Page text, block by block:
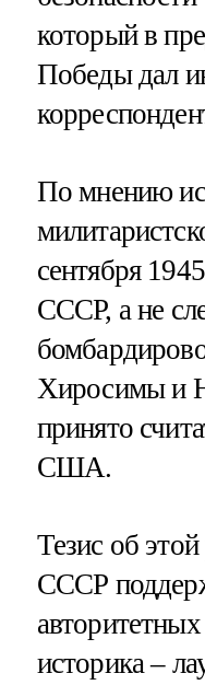
который в
Победы дал
По мнению
сентября
СССР, а не
Хиросимы и
принято
США.
Тезис об
СССР
историка –